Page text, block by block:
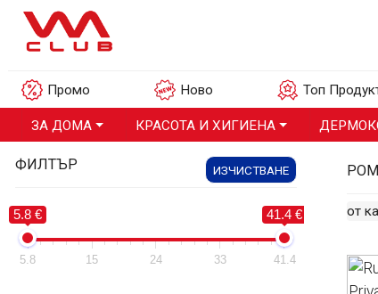
Промо Ново Топ
ЗА ДОМА КРАСОТА И ХИГИЕНА
ФИЛТЪР ИЗЧИСТВАНЕ
5.8 € 41.4 €
5.8 15 24 33 41.4
от